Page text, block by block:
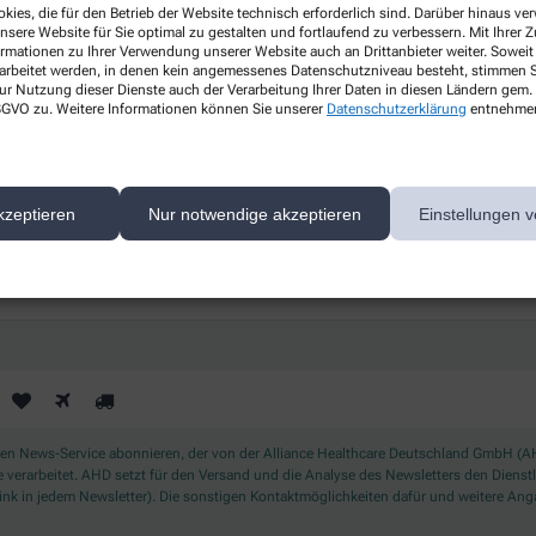
die für den Betrieb der Website technisch erforderlich sind. Darüber hinaus
Website für Sie optimal zu gestalten und fortlaufend zu verbessern. Mit Ihrer
zu Ihrer Verwendung unserer Website auch an Drittanbieter weiter. Soweit
werden, in denen kein angemessenes Datenschutzniveau besteht, stimmen
Nutzung dieser Dienste auch der Verarbeitung Ihrer Daten in diesen Ländern
zu. Weitere Informationen können Sie unserer Datenschutzerklärung
Nur notwendige akzeptieren Einstellungen
Gesundheitsthemen
Erfahren Sie mehr über aktuelle
Themen rund um Ihre Gesundheit.
Sie sich Ihren 10% Gutschein* für unsere
News-Service abonnieren, der von der Alliance Healthcare Deutschland GmbH
verarbeitet. AHD setzt für den Versand und die Analyse des Newsletters den
in jedem Newsletter). Die sonstigen Kontaktmöglichkeiten dafür und weitere